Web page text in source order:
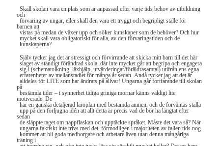
Skall skolan vara en plats som är anpassad efter varje tids behov av utbildning
och
förvaring av ungar, eller skall den vara ett tryggt och begripligt ställe för
barnen att
vistas på medan de växer upp och söker kunskaper som de behöver? Och hur
mycket skall vara obligatoriskt för alla, av den förvaringstiden och de
kunskaperna?
Själv tycker jag det är stressigt och förvirrande att skicka mitt barn till det här
slaget av ständigt förändrad skola, där inte mycket går att begripa och engagera
sig i (schematolkning, läxhjälp, utvärderingar/föräldrasamtal) utifrån ens egna
erfarenheter av mellanstadiet för många år sedan. Ändå tycker jag att det är
alldeles för LITE som har ändrats på allvar! Ungarna går fortfarande till skolan
på
bestämda tider – i synnerhet tidiga griniga mornar känns väldigt lite
motiverade. De
har en ganska detaljerad läroplan med bestämda ämnen, och de förväntas ställa
upp på den förljugna idén att allt detta är precis vad de bör ha längtat efter
sedan
de släppte taget om nappflaskan och upptäckte språket. Måste det vara så? När
ungarna faktiskt inte trivs med det, förmodligen i majoriteten av fallen tids nog
kommer att bli goda medborgare och arbetare även utan denna mångåriga
träning i